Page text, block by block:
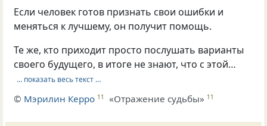
Если человек готов признать свои ошибки и
меняться к лучшему, он получит помощь.
Те же, кто приходит просто послушать варианты
своего будущего, в итоге не знают, что с этой…
… показать весь текст …
© Мэрилин Керро 11 «Отражение судьбы» 11